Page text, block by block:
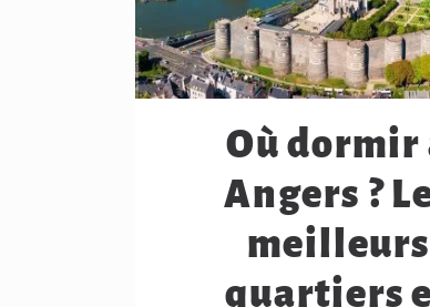
Où dormir
Angers ?
meilleurs
quartiers